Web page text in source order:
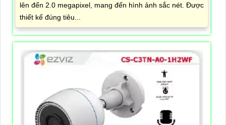
lên đến 2.0 megapixel, mang đến hình ảnh sắc nét. Được
thiết kế đúng tiêu...